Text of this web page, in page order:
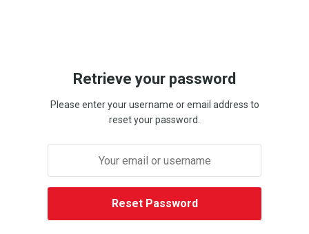
Retrieve your password
Please enter your username or email address to
reset your password.